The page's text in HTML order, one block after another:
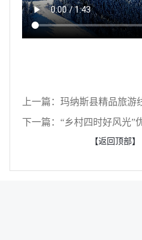
上一篇：玛纳斯县精品旅游
【返回顶部】